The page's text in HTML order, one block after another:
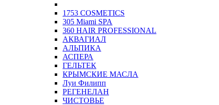
1753 COSMETICS
305 Miami SPA
360 HAIR PROFESSIONAL
АКВАГИАЛ
АЛЬПИКА
АСПЕРА
ГЕЛЬТЕК
КРЫМСКИЕ МАСЛА
Луи Филипп
РЕГЕНЕЛАН
ЧИСТОВЬЕ